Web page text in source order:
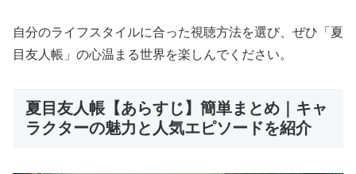
自分のライフスタイルに合った視聴方法を選び、ぜひ「夏
目友人帳」の心温まる世界を楽しんでください。
夏目友人帳【あらすじ】簡単まとめ｜キャ
ラクターの魅力と人気エピソードを紹介